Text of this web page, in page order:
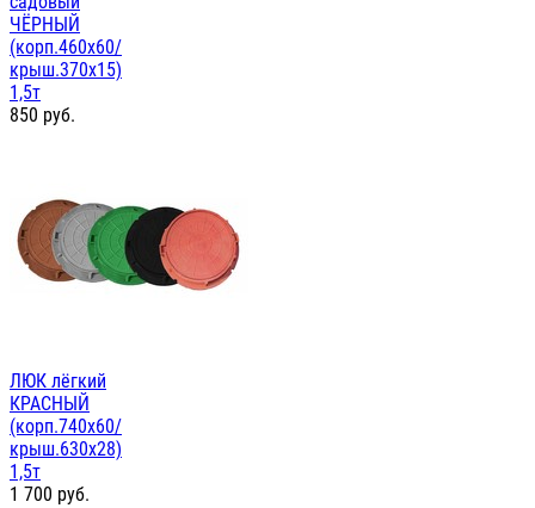
ЧЁРНЫЙ
(корп.460х60/
крыш.370х15)
1,5т
850 руб.
ЛЮК лёгкий
КРАСНЫЙ
(корп.740х60/
крыш.630х28)
1,5т
1 700 руб.